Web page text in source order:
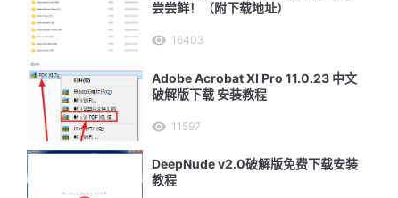
尝尝鲜！（附下载地址）
16403
Adobe Acrobat XI Pro 11.0.23 中文
破解版下载 安装教程
11597
DeepNude v2.0破解版免费下载安装
教程